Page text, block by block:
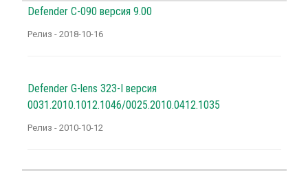
Defender C-090 версия 9.00
Релиз - 2018-10-16
Defender G-lens 323-I версия
0031.2010.1012.1046/0025.2010.0412.1035
Релиз - 2010-10-12